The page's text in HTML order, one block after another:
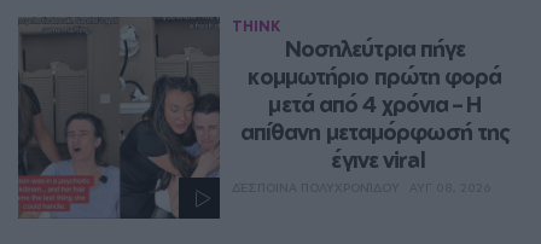
THINK
Νοσηλεύτρια πήγε
κομμωτήριο πρώτη φορά
μετά από 4 χρόνια – Η
απίθανη μεταμόρφωσή της
έγινε viral